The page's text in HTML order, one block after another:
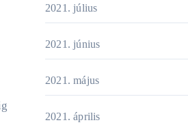
2021. július
2021. június
2021. május
2021. április